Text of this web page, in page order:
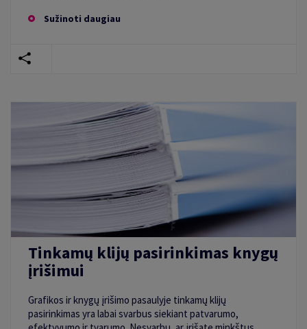
Sužinoti daugiau
Tinkamų klijų pasirinkimas knygų
įrišimui
Grafikos ir knygų įrišimo pasaulyje tinkamų klijų
pasirinkimas yra labai svarbus siekiant patvarumo,